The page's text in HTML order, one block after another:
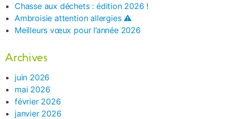
Chasse aux déchets : édition 2026 !
Ambroisie attention allergies ⚠️
Meilleurs vœux pour l’année 2026
Archives
juin 2026
mai 2026
février 2026
janvier 2026